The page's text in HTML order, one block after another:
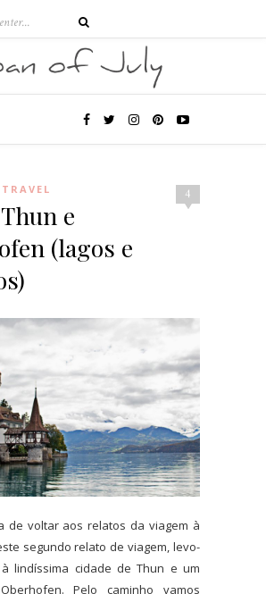
4
TRAVEL
e
(lagos e
de voltar aos relatos da viagem à
segundo relato de viagem, levo-
lindíssima cidade de Thun e um
Pelo caminho vamos